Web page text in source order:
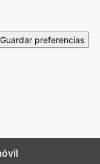
Guardar preferencias